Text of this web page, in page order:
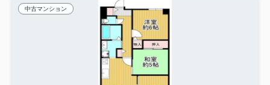
中古マンション